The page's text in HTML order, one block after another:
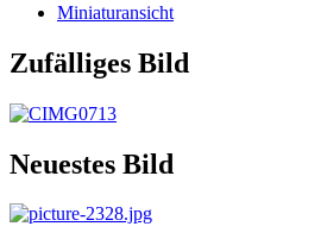
Miniaturansicht
Zufälliges Bild
Neuestes Bild